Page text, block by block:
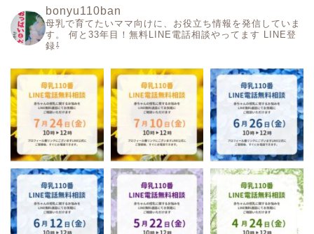
bonyu110ban
母乳で育てたいママ向けに、お役立ち情報を発信していま
す。
何と33年目！無料LINE電話相談やってます LINE登
録⇩